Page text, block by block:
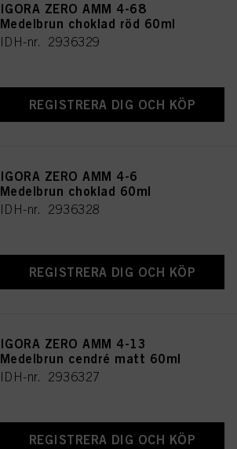
IGORA ZERO AMM 4-68
Medelbrun choklad röd 60ml
IDH-nr. 2936329
REGISTRERA DIG OCH KÖP
IGORA ZERO AMM 4-6
Medelbrun choklad 60ml
IDH-nr. 2936328
REGISTRERA DIG OCH KÖP
IGORA ZERO AMM 4-13
Medelbrun cendré matt 60ml
IDH-nr. 2936327
REGISTRERA DIG OCH KÖP